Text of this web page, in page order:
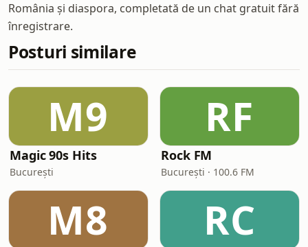
România și diaspora, completată de un chat gratuit fără
înregistrare.
Posturi similare
M9
Magic 90s Hits
București
RF
Rock FM
București · 100.6 FM
M8 RC